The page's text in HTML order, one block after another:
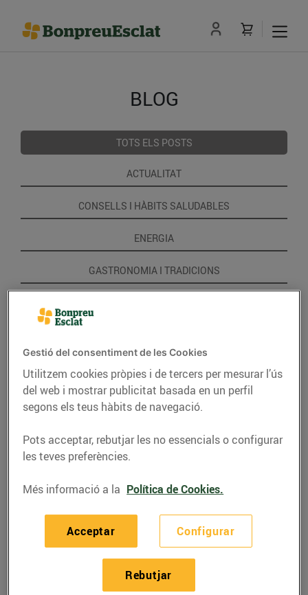
BLOG
TOTS ELS POSTS
ACTUALITAT
CONSELLS I HÀBITS SALUDABLES
ENERGIA
GASTRONOMIA I TRADICIONS
Recepta de flam de kiwi
i plàtan
Gestió del consentiment de les Cookies
Utilitzem cookies pròpies i de tercers per mesurar l’ús
del web i mostrar publicitat basada en un perfil
segons els teus hàbits de navegació.
Pots acceptar, rebutjar les no essencials o configurar
les teves preferències.
Més informació a la Política de Cookies.
Configurar
Rebutjar
Acceptar